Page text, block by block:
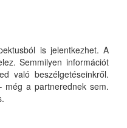
is jelentkezhet. A
Semmilyen információt
való beszélgetéseinkről.
még a partnerednek sem.